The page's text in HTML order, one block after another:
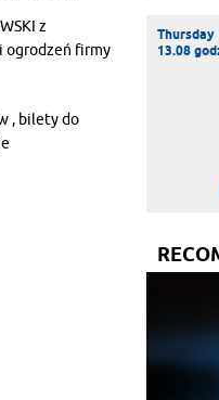
z
ogrodzeń firmy
, bilety do
Thursday
13.08